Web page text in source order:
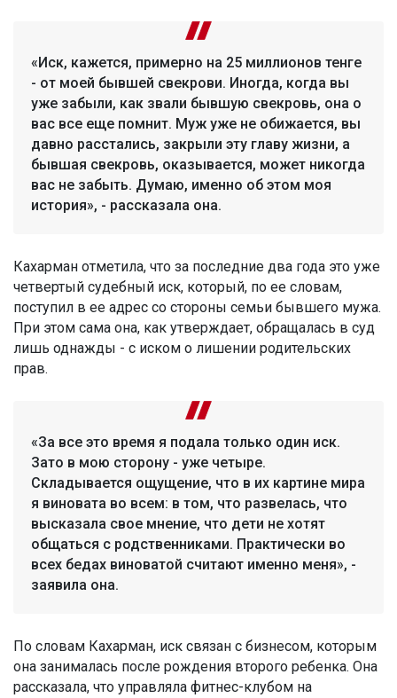
«Иск, кажется, примерно на 25 миллионов тенге
- от моей бывшей свекрови. Иногда, когда вы
уже забыли, как звали бывшую свекровь, она о
вас все еще помнит. Муж уже не обижается, вы
давно расстались, закрыли эту главу жизни, а
бывшая свекровь, оказывается, может никогда
вас не забыть. Думаю, именно об этом моя
история», - рассказала она.
Кахарман отметила, что за последние два года это уже
четвертый судебный иск, который, по ее словам,
поступил в ее адрес со стороны семьи бывшего мужа.
При этом сама она, как утверждает, обращалась в суд
лишь однажды - с иском о лишении родительских
прав.
«За все это время я подала только один иск.
Зато в мою сторону - уже четыре.
Складывается ощущение, что в их картине мира
я виновата во всем: в том, что развелась, что
высказала свое мнение, что дети не хотят
общаться с родственниками. Практически во
всех бедах виноватой считают именно меня», -
заявила она.
По словам Кахарман, иск связан с бизнесом, которым
она занималась после рождения второго ребенка. Она
рассказала, что управляла фитнес-клубом на